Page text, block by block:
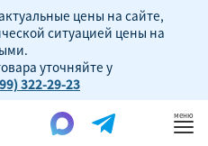
цены на сайте,
ситуацией цены на
уточняйте у
322-29-23